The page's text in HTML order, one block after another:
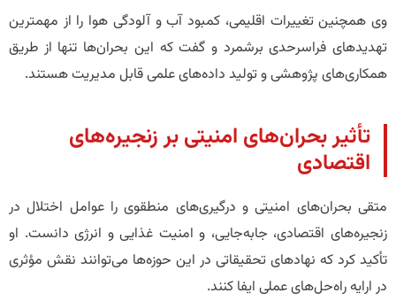
وی همچنین تغییرات اقلیمی، کمبود آب و آلودگی هوا را از مهمترین
تهدیدهای فراسرحدی برشمرد و گفت که این بحران‌ها تنها از طریق
همکاری‌های پژوهشی و تولید داده‌های علمی قابل مدیریت هستند.
تأثیر بحران‌های امنیتی بر زنجیره‌های
اقتصادی
متقی بحران‌های امنیتی و درگیری‌های منطقوی را عوامل اختلال در
زنجیره‌های اقتصادی، جابه‌جایی، و امنیت غذایی و انرژی دانست. او
تأکید کرد که نهادهای تحقیقاتی در این حوزه‌ها می‌توانند نقش مؤثری
در ارایه راه‌حل‌های عملی ایفا کنند.